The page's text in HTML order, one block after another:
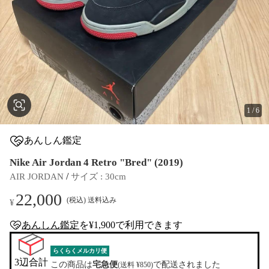
1 /6
あんしん鑑定
Nike Air Jordan 4 Retro "Bred" (2019)
AIR JORDAN / サイズ : 30cm
¥22,000 (税込) 送料込み
anshin-appraisal-tag
あんしん鑑定を¥1,900で利用できます
3辺合計
らくらくメルカリ便
この商品は宅急便(送料 ¥850)で配送されました